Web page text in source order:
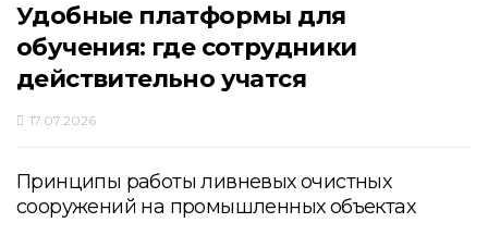
Удобные платформы для
обучения: где сотрудники
действительно учатся
17.07.2026
Принципы работы ливневых очистных
сооружений на промышленных объектах